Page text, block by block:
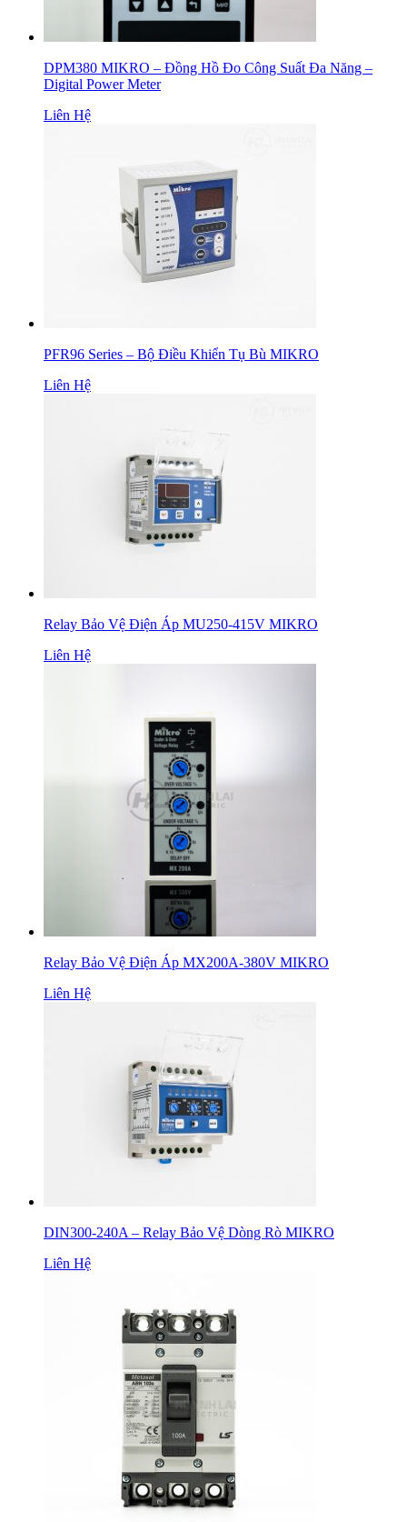
DPM380 MIKRO – Đồng Hồ Đo Công Suất Đa Năng –
Digital Power Meter
Liên Hệ
PFR96 Series – Bộ Điều Khiển Tụ Bù MIKRO
Liên Hệ
Relay Bảo Vệ Điện Áp MU250-415V MIKRO
Liên Hệ
Relay Bảo Vệ Điện Áp MX200A-380V MIKRO
Liên Hệ
DIN300-240A – Relay Bảo Vệ Dòng Rò MIKRO
Liên Hệ